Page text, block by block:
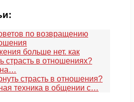
по возвращению
больше нет. как
страсть в отношениях?
страсть в отношения?
техника в общении с…